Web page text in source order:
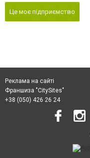
Це моє підприємство
Реклама на сайті
Франшиза "CitySites"
+38 (050) 426 26 24